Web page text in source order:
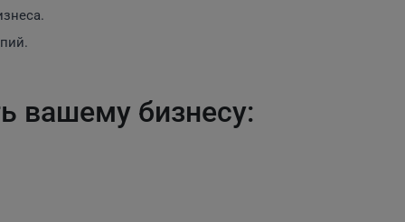
вашему бизнесу: